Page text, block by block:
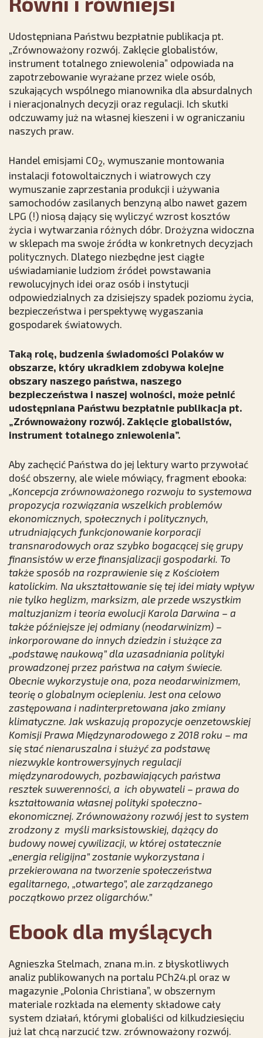
Udostępniana Państwu bezpłatnie publikacja pt.
„Zrównoważony rozwój. Zaklęcie globalistów,
instrument totalnego zniewolenia” odpowiada na
zapotrzebowanie wyrażane przez wiele osób,
szukających wspólnego mianownika dla absurdalnych
i nieracjonalnych decyzji oraz regulacji. Ich skutki
odczuwamy już na własnej kieszeni i w ograniczaniu
naszych praw.
Handel emisjami CO2 , wymuszanie montowania
instalacji fotowoltaicznych i wiatrowych czy
wymuszanie zaprzestania produkcji i używania
samochodów zasilanych benzyną albo nawet gazem
LPG (!) niosą dający się wyliczyć wzrost kosztów
życia i wytwarzania różnych dóbr. Drożyzna widoczna
w sklepach ma swoje źródła w konkretnych decyzjach
politycznych. Dlatego niezbędne jest ciągłe
uświadamianie ludziom źródeł powstawania
rewolucyjnych idei oraz osób i instytucji
odpowiedzialnych za dzisiejszy spadek poziomu życia,
bezpieczeństwa i perspektywę wygaszania
gospodarek światowych.
Taką rolę, budzenia świadomości Polaków w
obszarze, który ukradkiem zdobywa kolejne
obszary naszego państwa, naszego
bezpieczeństwa i naszej wolności, może pełnić
udostępniana Państwu bezpłatnie publikacja pt.
„Zrównoważony rozwój. Zaklęcie globalistów,
instrument totalnego zniewolenia”.
Aby zachęcić Państwa do jej lektury warto przywołać
dość obszerny, ale wiele mówiący, fragment ebooka:
„Koncepcja zrównoważonego rozwoju to systemowa
propozycja rozwiązania wszelkich problemów
ekonomicznych, społecznych i politycznych,
utrudniających funkcjonowanie korporacji
transnarodowych oraz szybko bogacącej się grupy
finansistów w erze finansjalizacji gospodarki. To
także sposób na rozprawienie się z Kościołem
katolickim. Na ukształtowanie się tej idei miały wpływ
nie tylko heglizm, marksizm, ale przede wszystkim
maltuzjanizm i teoria ewolucji Karola Darwina – a
także późniejsze jej odmiany (neodarwinizm) –
inkorporowane do innych dziedzin i służące za
„podstawę naukową” dla uzasadniania polityki
prowadzonej przez państwa na całym świecie.
Obecnie wykorzystuje ona, poza neodarwinizmem,
teorię o globalnym ociepleniu. Jest ona celowo
zastępowana i nadinterpretowana jako zmiany
klimatyczne. Jak wskazują propozycje oenzetowskiej
Komisji Prawa Międzynarodowego z 2018 roku – ma
się stać nienaruszalna i służyć za podstawę
niezwykle kontrowersyjnych regulacji
międzynarodowych, pozbawiających państwa
resztek suwerenności, a ich obywateli – prawa do
kształtowania własnej polityki społeczno-
ekonomicznej. Zrównoważony rozwój jest to system
zrodzony z myśli marksistowskiej, dążący do
budowy nowej cywilizacji, w której ostatecznie
„energia religijna” zostanie wykorzystana i
przekierowana na tworzenie społeczeństwa
egalitarnego, „otwartego”, ale zarządzanego
początkowo przez oligarchów.”
Ebook dla myślących
Agnieszka Stelmach, znana m.in. z błyskotliwych
analiz publikowanych na portalu PCh24.pl oraz w
magazynie „Polonia Christiana”, w obszernym
materiale rozkłada na elementy składowe cały
system działań, którymi globaliści od kilkudziesięciu
już lat chcą narzucić tzw. zrównoważony rozwój.